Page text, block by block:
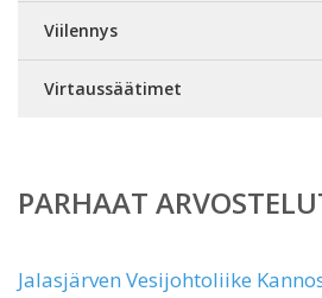
Viilennys
Virtaussäätimet
PARHAAT
Jalasjärven Vesijohtoliike